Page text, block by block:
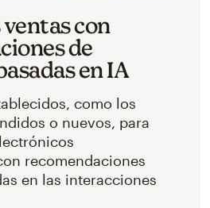
con
de
en IA
como los
o nuevos, para
recomendaciones
en las interacciones